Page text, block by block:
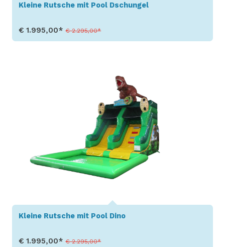
Kleine Rutsche mit Pool Dschungel
€ 1.995,00*€ 2.295,00*
Kleine Rutsche mit Pool Dino
€ 1.995,00*€ 2.295,00*